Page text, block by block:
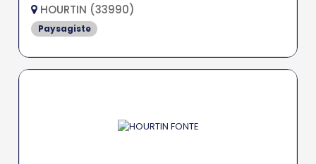
HOURTIN (33990)
Paysagiste